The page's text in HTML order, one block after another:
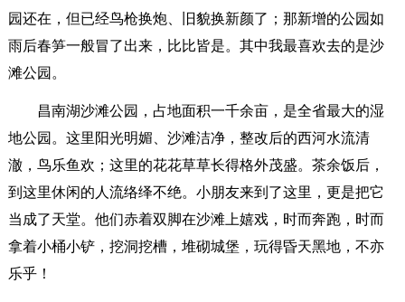
园还在，但已经鸟枪换炮、旧貌换新颜了；那新增的公园如
雨后春笋一般冒了出来，比比皆是。其中我最喜欢去的是沙
滩公园。
昌南湖沙滩公园，占地面积一千余亩，是全省最大的湿
地公园。这里阳光明媚、沙滩洁净，整改后的西河水流清
澈，鸟乐鱼欢；这里的花花草草长得格外茂盛。茶余饭后，
到这里休闲的人流络绎不绝。小朋友来到了这里，更是把它
当成了天堂。他们赤着双脚在沙滩上嬉戏，时而奔跑，时而
拿着小桶小铲，挖洞挖槽，堆砌城堡，玩得昏天黑地，不亦
乐乎！